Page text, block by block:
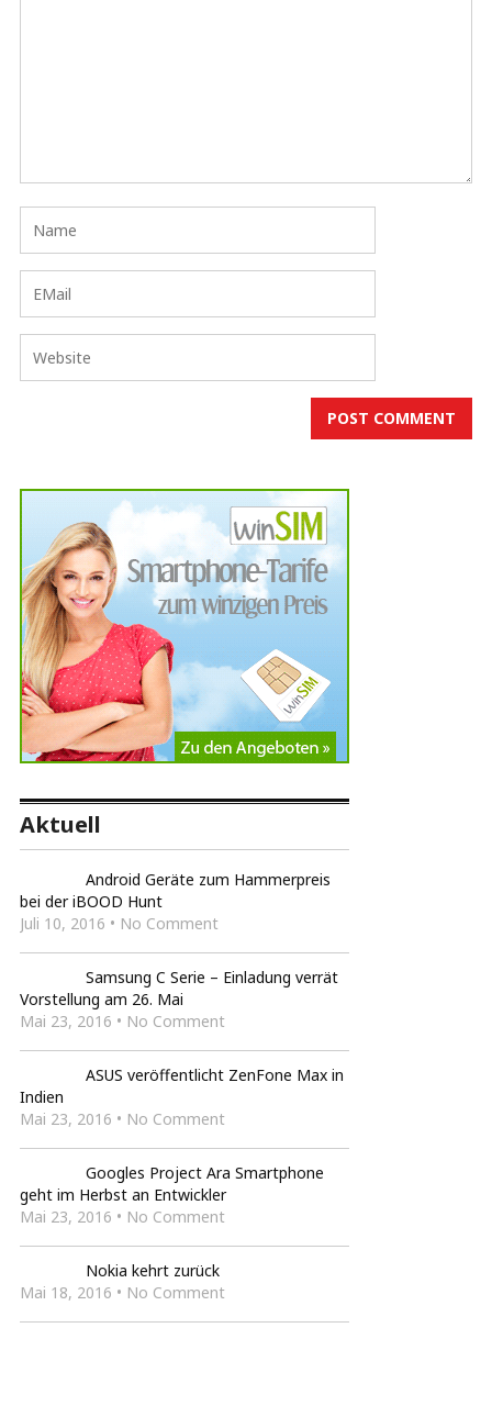
Aktuell
Android Geräte zum Hammerpreis
bei der iBOOD Hunt
Juli 10, 2016 • No Comment
Samsung C Serie – Einladung verrät
Vorstellung am 26. Mai
Mai 23, 2016 • No Comment
ASUS veröffentlicht ZenFone Max in
Indien
Mai 23, 2016 • No Comment
Googles Project Ara Smartphone
geht im Herbst an Entwickler
Mai 23, 2016 • No Comment
Nokia kehrt zurück
Mai 18, 2016 • No Comment